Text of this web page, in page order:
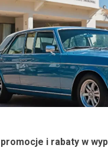
i rabaty w